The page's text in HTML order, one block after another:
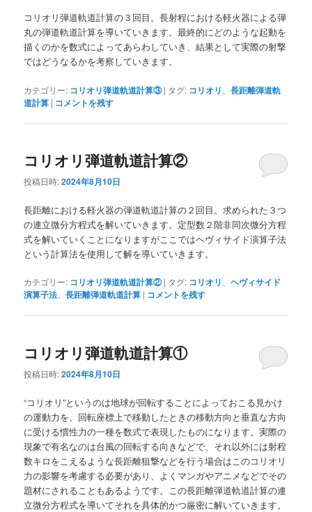
コリオリ弾道軌道計算の３回目。長射程における軽火器による弾
丸の弾道軌道計算を導いていきます。最終的にどのような起動を
描くのかを数式によってあらわしていき、結果として実際の射撃
ではどうなるかを考察していきます。
カテゴリー: コリオリ弾道軌道計算③ | タグ: コリオリ 、長距離弾道軌
道計算 | コメントを残す
コリオリ弾道軌道計算②
投稿日時:2024年8月10日
長距離における軽火器の弾道軌道計算の２回目。求められた３つ
の連立微分方程式を解いていきます。定型数２階非同次微分方程
式を解いていくことになりますがここではヘヴィサイド演算子法
という計算法を使用して解を導いていきます。
カテゴリー: コリオリ弾道軌道計算② | タグ: コリオリ 、ヘヴィサイド
演算子法 、長距離弾道軌道計算 | コメントを残す
コリオリ弾道軌道計算①
投稿日時:2024年8月10日
“コリオリ”というのは地球が回転することによっておこる見かけ
の運動力を、回転座標上で移動したときの移動方向と垂直な方向
に受ける慣性力の一種を数式で表現したものになります。実際の
現象で有名なのは台風の回転する向きなどで、それ以外には射程
数キロをこえるような長距離狙撃などを行う場合はこのコリオリ
力の影響を考慮する必要があり、よくマンガやアニメなどでその
題材にされることもあるようです。この長距離弾道軌道計算の連
立微分方程式を導いてそれを具体的かつ厳密に解いていきます。